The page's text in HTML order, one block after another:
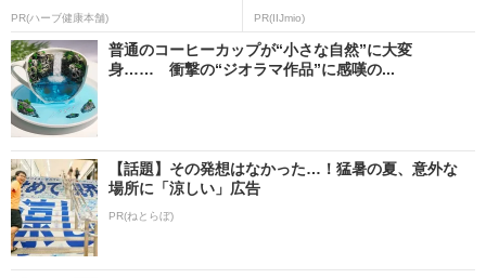
PR(ハーブ健康本舗) PR(IIJmio)
普通のコーヒーカップが“小さな自然”に大変
身…… 衝撃の“ジオラマ作品”に感嘆の...
【話題】その発想はなかった…！猛暑の夏、意外な
場所に「涼しい」広告
PR(ねとらぼ)